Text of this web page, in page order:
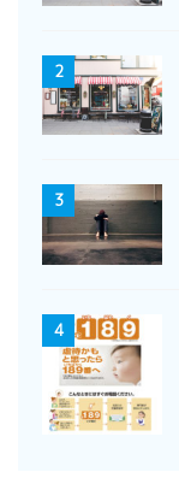
2
3
4